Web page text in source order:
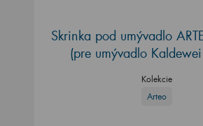
Skrinka pod umývadlo
(pre umývadlo
Kolekcie
Arteo